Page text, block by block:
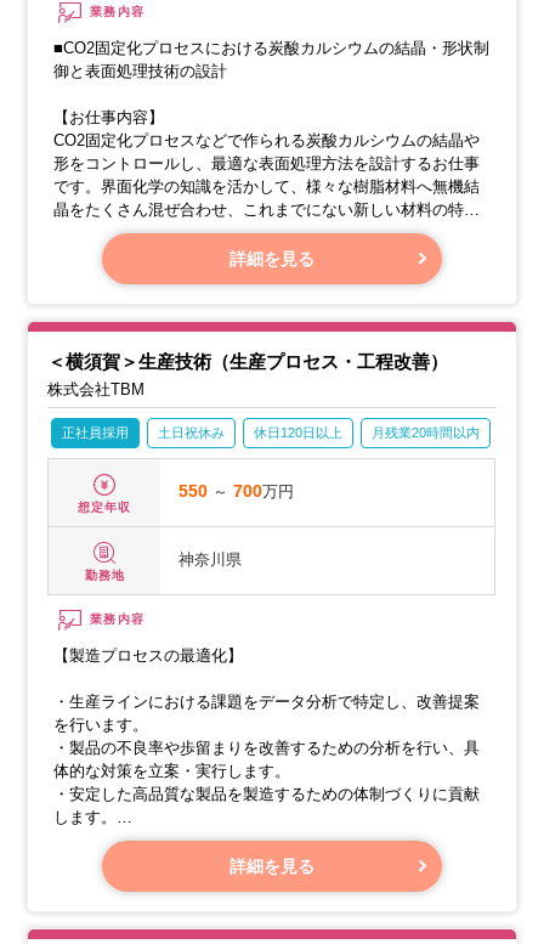
業務内容
■CO2固定化プロセスにおける炭酸カルシウムの結晶・形状制
御と表面処理技術の設計
【お仕事内容】
CO2固定化プロセスなどで作られる炭酸カルシウムの結晶や
形をコントロールし、最適な表面処理方法を設計するお仕事
です。界面化学の知識を活かして、様々な樹脂材料へ無機結
晶をたくさん混ぜ合わせ、これまでにない新しい材料の特性
を発見する大切な役割を担っていただきます。
・無機フィラーの結晶成長と形のコントロール
晶を作る技術や、その形を思い通りに操る技術を開発しま
詳細を見る
＜横須賀＞生産技術（生産プロセス・工程改善）
株式会社TBM
正社員採用 土日祝休み 休日120日以上 月残業20時間以内
想定年収
550 ～700万円
勤務地
神奈川県
業務内容
【製造プロセスの最適化】
・生産ラインにおける課題をデータ分析で特定し、改善提案
を行います。
・製品の不良率や歩留まりを改善するための分析を行い、具
体的な対策を立案・実行します。
・安定した高品質な製品を製造するための体制づくりに貢献
します。
・製造工程全体の効率化を図り、生産リードタイムの短縮と
コスト削減を目指します。詳細を見る